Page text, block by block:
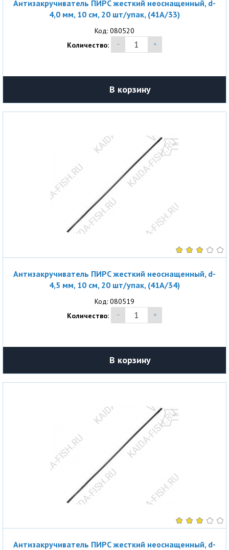
Антизакручиватель ПИРС жесткий неоснащенный, d-
4,0 мм, 10 см, 20 шт/упак, (41A/33)
Код: 080520
Количество:
В корзину
Антизакручиватель ПИРС жесткий неоснащенный, d-
4,5 мм, 10 см, 20 шт/упак, (41A/34)
Код: 080519
Количество:
В корзину
Антизакручиватель ПИРС жесткий неоснащенный, d-